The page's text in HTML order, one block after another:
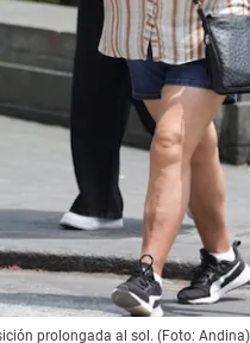
prolongada al sol. (Foto: Andina)